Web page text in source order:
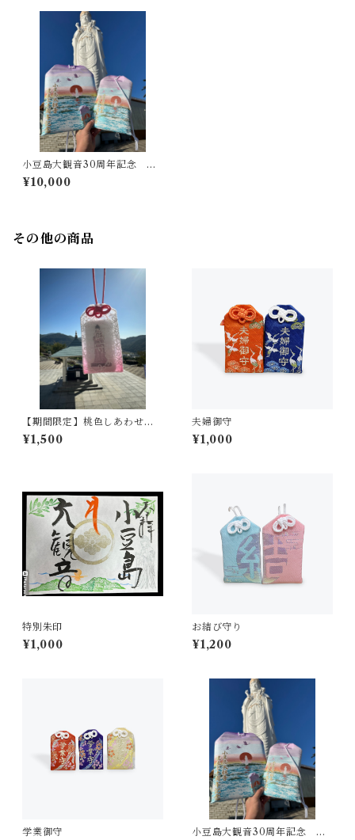
小豆島大観音30周年記念 大
お守り
¥10,000
その他の商品
【期間限定】桃色しあわせレ
ースお守り
¥1,500
夫婦御守
¥1,000
特別朱印
¥1,000
お結び守り
¥1,200
学業御守
小豆島大観音30周年記念 大